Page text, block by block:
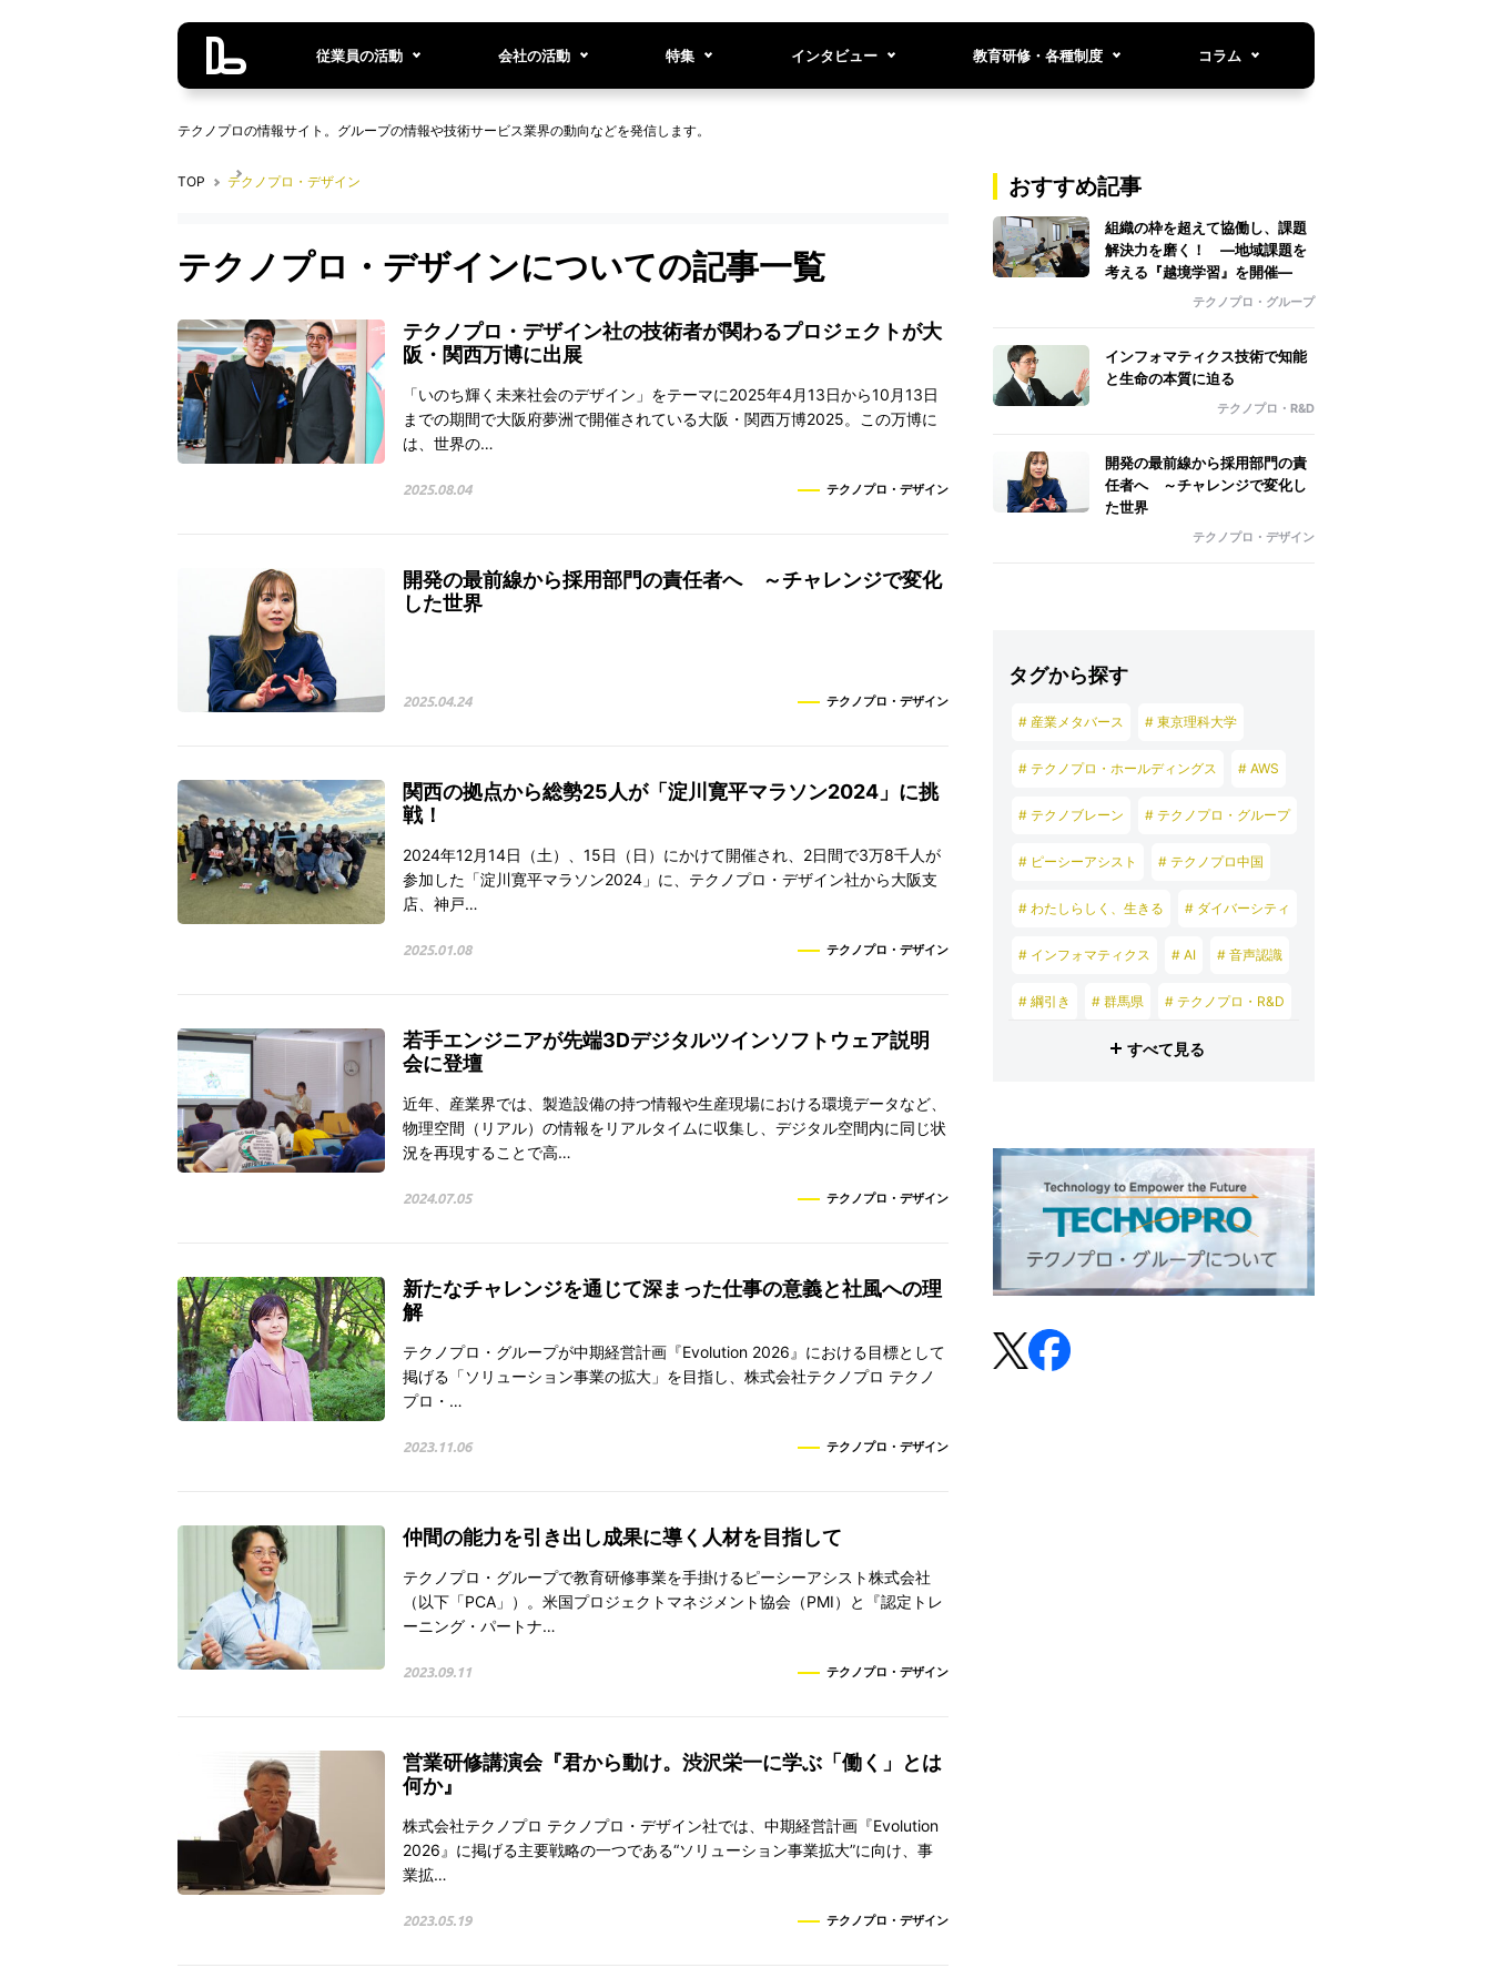
従業員の活動 会社の活動 特集 インタビュー 教育研修・各種制度 コラム
テクノプロの情報サイト。グループの情報や技術サービス業界の動向などを発信します。
TOP テクノプロ・デザイン
テクノプロ・デザインについての記事一覧
テクノプロ・デザイン社の技術者が関わるプロジェクトが大
阪・関西万博に出展
「いのち輝く未来社会のデザイン」をテーマに2025年4月13日から10月13日
までの期間で大阪府夢洲で開催されている大阪・関西万博2025。この万博に
は、世界の…
2025.08.04 テクノプロ・デザイン
開発の最前線から採用部門の責任者へ ～チャレンジで変化
した世界
2025.04.24 テクノプロ・デザイン
関西の拠点から総勢25人が「淀川寛平マラソン2024」に挑
戦！
2024年12月14日（土）、15日（日）にかけて開催され、2日間で3万8千人が
参加した「淀川寛平マラソン2024」に、テクノプロ・デザイン社から大阪支
店、神戸…
2025.01.08 テクノプロ・デザイン
若手エンジニアが先端3Dデジタルツインソフトウェア説明
会に登壇
近年、産業界では、製造設備の持つ情報や生産現場における環境データなど、
物理空間（リアル）の情報をリアルタイムに収集し、デジタル空間内に同じ状
況を再現することで高…
2024.07.05 テクノプロ・デザイン
新たなチャレンジを通じて深まった仕事の意義と社風への理
解
テクノプロ・グループが中期経営計画『Evolution 2026』における目標として
掲げる「ソリューション事業の拡大」を目指し、株式会社テクノプロ テクノ
プロ・…
2023.11.06 テクノプロ・デザイン
仲間の能力を引き出し成果に導く人材を目指して
テクノプロ・グループで教育研修事業を手掛けるピーシーアシスト株式会社
（以下「PCA」）。米国プロジェクトマネジメント協会（PMI）と『認定トレ
ーニング・パートナ…
2023.09.11 テクノプロ・デザイン
営業研修講演会『君から動け。渋沢栄一に学ぶ「働く」とは
何か』
株式会社テクノプロ テクノプロ・デザイン社では、中期経営計画『Evolution
2026』に掲げる主要戦略の一つである“ソリューション事業拡大”に向け、事
業拡…
2023.05.19 テクノプロ・デザイン
おすすめ記事
組織の枠を超えて協働し、課題
解決力を磨く！ ―地域課題を
考える『越境学習』を開催―
テクノプロ・グループ
インフォマティクス技術で知能
と生命の本質に迫る
テクノプロ・R&D
開発の最前線から採用部門の責
任者へ ～チャレンジで変化し
た世界
テクノプロ・デザイン
タグから探す
# 産業メタバース # 東京理科大学
# テクノプロ・ホールディングス # AWS
# テクノブレーン # テクノプロ・グループ
# ピーシーアシスト # テクノプロ中国
# わたしらしく、生きる # ダイバーシティ
# インフォマティクス # AI # 音声認識
# 綱引き # 群馬県 # テクノプロ・R&D
# デジタルツイン
# テクノプロ・デザイン
# テクノプロ・エンジニアリング
# テクノプロ・コンストラクション
すべて見る